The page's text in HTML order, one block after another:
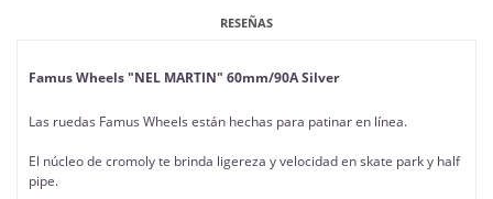
RESEÑAS
Famus Wheels "NEL MARTIN" 60mm/90A Silver
Las ruedas Famus Wheels están hechas para patinar en línea.
El núcleo de cromoly te brinda ligereza y velocidad en skate park y half
pipe.